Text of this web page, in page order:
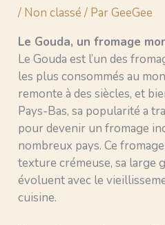
/ Non classé / ParGeeGee
Le Gouda, un fromage
Le Gouda est l’un des
les plus consommés au
remonte à des siècles, et
Pays-Bas, sa popularité a
pour devenir un fromage
nombreux pays. Ce
texture crémeuse, sa large
évoluent avec le
cuisine.